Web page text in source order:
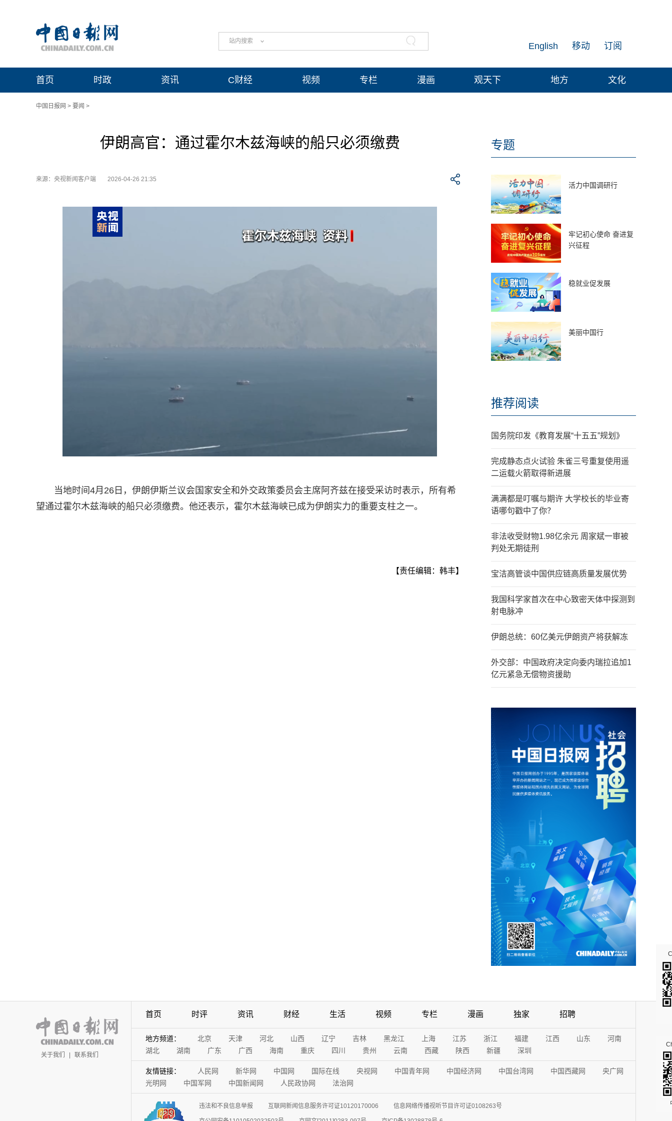
站内搜索 订阅
移动
English
首页 时政 资讯 C财经 视频 专栏 漫画 观天下 地方 文化
中国日报网 > 要闻 >
伊朗高官：通过霍尔木兹海峡的船只必须缴费
来源：央视新闻客户端 2026-04-26 21:35
当地时间4月26日，伊朗伊斯兰议会国家安全和外交政策委员会主席阿齐兹在接受采访时表示，所有希
望通过霍尔木兹海峡的船只必须缴费。他还表示，霍尔木兹海峡已成为伊朗实力的重要支柱之一。
【责任编辑：韩丰】
专题
活力中国调研行
牢记初心使命 奋进复
兴征程
稳就业促发展
美丽中国行
推荐阅读
国务院印发《教育发展“十五五”规划》
完成静态点火试验 朱雀三号重复使用遥
二运载火箭取得新进展
满满都是叮嘱与期许 大学校长的毕业寄
语哪句戳中了你？
非法收受财物1.98亿余元 周家斌一审被
判处无期徒刑
宝洁高管谈中国供应链高质量发展优势
我国科学家首次在中心致密天体中探测到
射电脉冲
伊朗总统：60亿美元伊朗资产将获解冻
外交部：中国政府决定向委内瑞拉追加1
亿元紧急无偿物资援助
关于我们 | 联系我们
首页 时评 资讯 财经 生活 视频 专栏 漫画 独家 招聘
地方频道： 北京 天津 河北 山西 辽宁 吉林 黑龙江 上海 江苏 浙江 福建 江西 山东
河南
湖北
湖南 广东 广西 海南 重庆 四川 贵州 云南 西藏 陕西 新疆 深圳
友情链接： 人民网 新华网 中国网 国际在线 央视网 中国青年网 中国经济网 中国台湾网 中国西藏网
央广网
光明网
中国军网 中国新闻网 人民政协网 法治网
违法和不良信息举报 互联网新闻信息服务许可证10120170006 信息网络传播视听节目许可证0108263号